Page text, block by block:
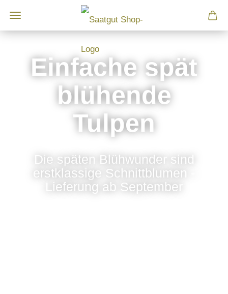
Einfache spät
blühende
Tulpen
Die späten Blühwunder sind
erstklassige Schnittblumen -
Lieferung ab September